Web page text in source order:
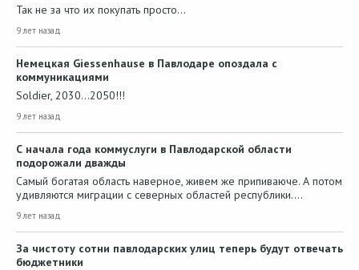
Так не за что их покупать просто...
9 лет назад
Немецкая Giessenhause в Павлодаре опоздала с
коммуникациями
Soldier, 2030...2050!!!
9 лет назад
С начала года коммуслуги в Павлодарской области
подорожали дважды
Самый богатая область наверное, живем же припиваюче. А потом
удивляются миграции с северных областей республики.…
9 лет назад
За чистоту сотни павлодарских улиц теперь будут отвечать
бюджетники